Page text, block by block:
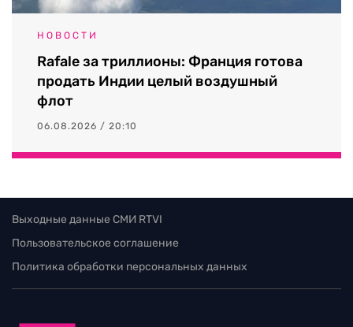
НОВОСТИ
Rafale за триллионы: Франция готова
продать Индии целый воздушный
флот
06.08.2026 / 20:10
Выходные данные СМИ RTVI
Пользовательское соглашение
Политика обработки персональных данных